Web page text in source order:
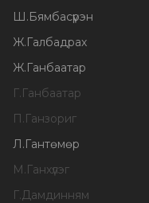
Ш.Бямбасүрэн
Ж.Галбадрах
Ж.Ганбаатар
Г.Ганбаатар
П.Ганзориг
Л.Гантөмөр
М.Ганхүлэг
Г.Дамдинням